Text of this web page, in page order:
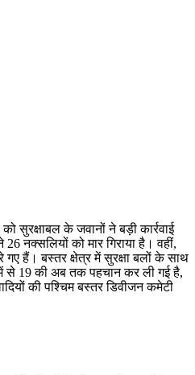
सुरक्षाबल के जवानों ने बड़ी कार्रवाई
नक्सलियों को मार गिराया है। वहीं,
हैं। बस्तर क्षेत्र में सुरक्षा बलों के साथ
से 19 की अब तक पहचान कर ली गई है,
की पश्चिम बस्तर डिवीजन कमेटी